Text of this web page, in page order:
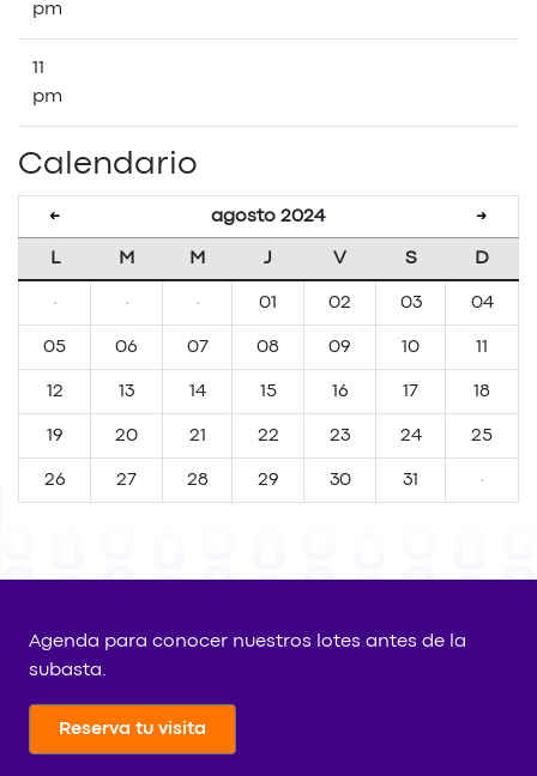
pm
11
pm
Calendario
← agosto 2024 →
L M M J V S D
· · · 01 02 03 04
05 06 07 08 09 10 11
12 13 14 15 16 17 18
19 20 21 22 23 24 25
26 27 28 29 30 31 ·
Agenda para conocer nuestros lotes antes de la
subasta.
Reserva tu visita